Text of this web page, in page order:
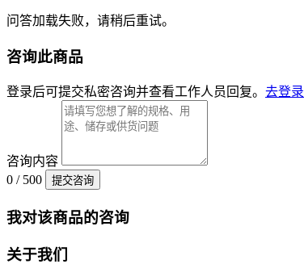
问答加载失败，请稍后重试。
咨询此商品
登录后可提交私密咨询并查看工作人员回复。 去登录
咨询内容
0 / 500
提交咨询
我对该商品的咨询
关于我们